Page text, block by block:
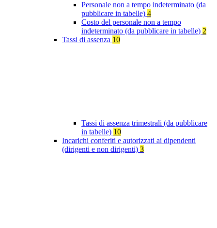
Personale non a tempo indeterminato (da
pubblicare in tabelle) 4
Costo del personale non a tempo
indeterminato (da pubblicare in tabelle) 2
Tassi di assenza 10
Tassi di assenza trimestrali (da pubblicare
in tabelle) 10
Incarichi conferiti e autorizzati ai dipendenti
(dirigenti e non dirigenti) 3